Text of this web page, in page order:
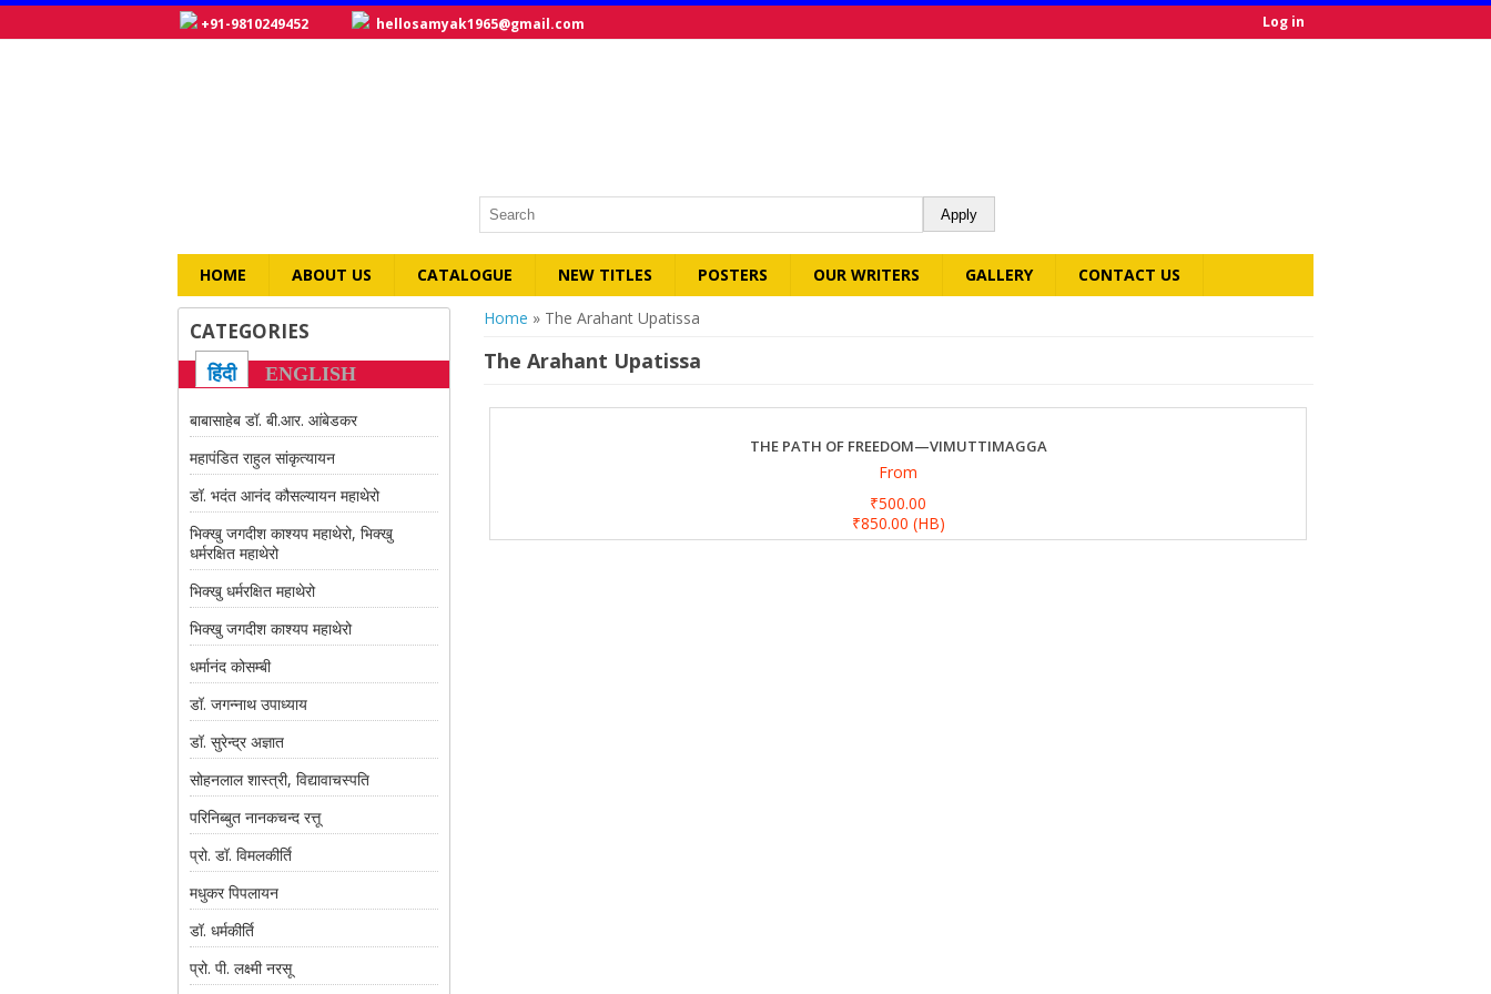
+91-9810249452 hellosamyak1965@gmail.com Log in
HOME ABOUT US CATALOGUE NEW TITLES POSTERS OUR WRITERS GALLERY CONTACT US
You are here
Home » The Arahant Upatissa
The Arahant Upatissa
THE PATH OF FREEDOM—VIMUTTIMAGGA
From
₹500.00
₹850.00 (HB)
CATEGORIES
हिंदी ENGLISH
बाबासाहेब डॉ. बी.आर. आंबेडकर
महापंडित राहुल सांकृत्यायन
डॉ. भदंत आनंद कौसल्यायन महाथेरो
भिक्खु जगदीश काश्यप महाथेरो, भिक्खु
धर्मरक्षित महाथेरो
भिक्खु धर्मरक्षित महाथेरो
भिक्खु जगदीश काश्यप महाथेरो
धर्मानंद कोसम्बी
डॉ. जगन्नाथ उपाध्याय
डॉ. सुरेन्द्र अज्ञात
सोहनलाल शास्त्री, विद्यावाचस्पति
परिनिब्बुत नानकचन्द रत्तू
प्रो. डॉ. विमलकीर्ति
मधुकर पिपलायन
डॉ. धर्मकीर्ति
प्रो. पी. लक्ष्मी नरसू